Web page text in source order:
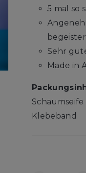
5 mal so
Sehr
Made in
Klebeband